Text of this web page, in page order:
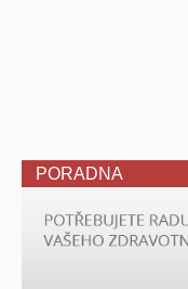
PORADNA